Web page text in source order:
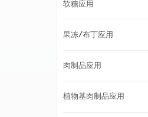
软糖应用
果冻/布丁应用
肉制品应用
植物基肉制品应用